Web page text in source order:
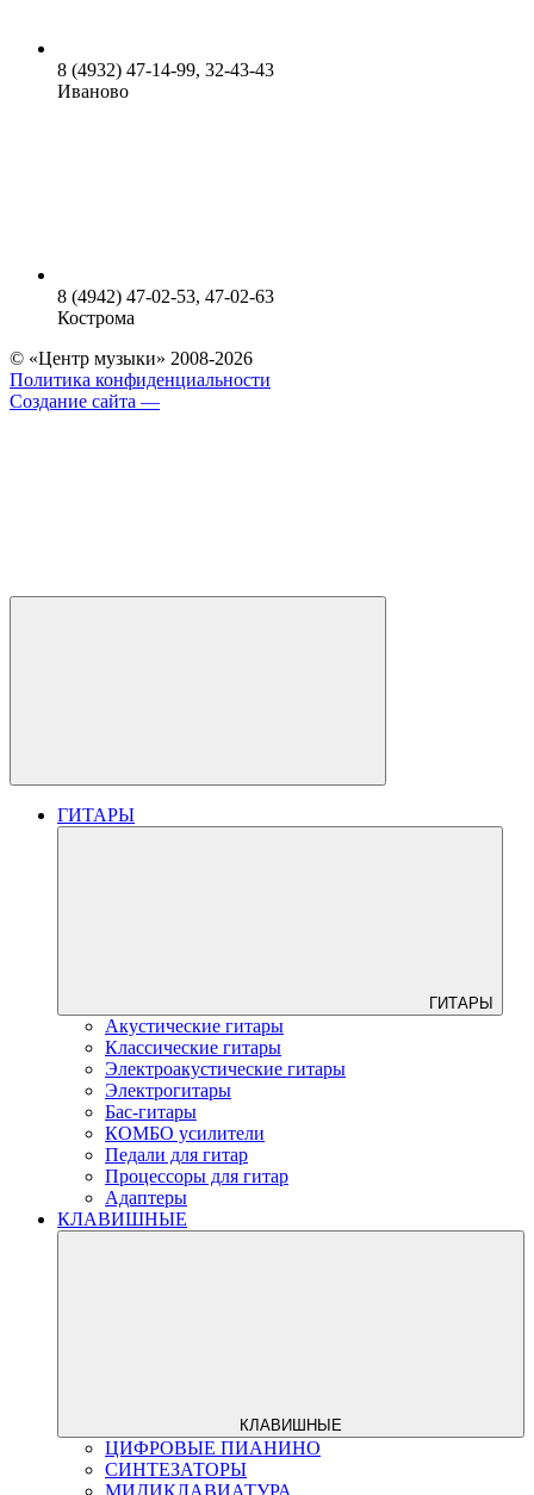
8 (4932) 47-14-99, 32-43-43
Иваново
8 (4942) 47-02-53, 47-02-63
Кострома
© «Центр музыки» 2008-2026
Политика конфиденциальности
Создание сайта —
ГИТАРЫ
ГИТАРЫ
Акустические гитары
Классические гитары
Электроакустические гитары
Электрогитары
Бас-гитары
КОМБО усилители
Педали для гитар
Процессоры для гитар
Адаптеры
КЛАВИШНЫЕ
КЛАВИШНЫЕ
ЦИФРОВЫЕ ПИАНИНО
СИНТЕЗАТОРЫ